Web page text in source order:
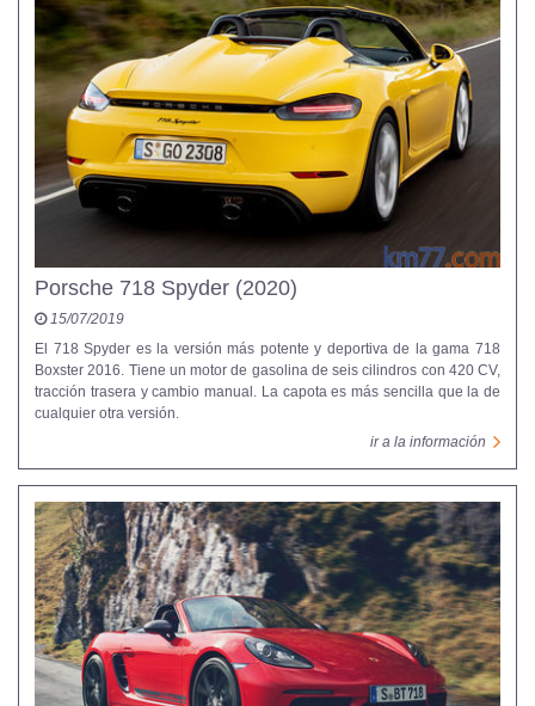
Porsche 718 Spyder (2020)
15/07/2019
El 718 Spyder es la versión más potente y deportiva de la gama 718
Boxster 2016. Tiene un motor de gasolina de seis cilindros con 420 CV,
tracción trasera y cambio manual. La capota es más sencilla que la de
cualquier otra versión.
ir a la información